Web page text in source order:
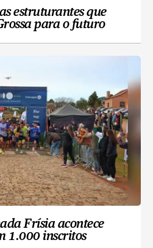
estruturantes que
para o futuro
Frísia acontece
1.000 inscritos